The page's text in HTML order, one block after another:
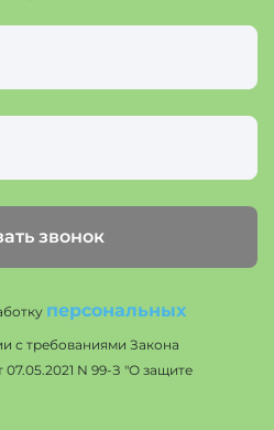
звонок
персональных
с требованиями Закона
N 99-З "О защите